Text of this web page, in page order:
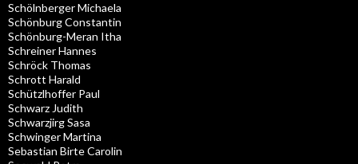
Schölnberger Michaela
Schönburg Constantin
Schönburg-Meran Itha
Schreiner Hannes
Schröck Thomas
Schrott Harald
Schützlhoffer Paul
Schwarz Judith
Schwarzjirg Sasa
Schwinger Martina
Sebastian Birte Carolin